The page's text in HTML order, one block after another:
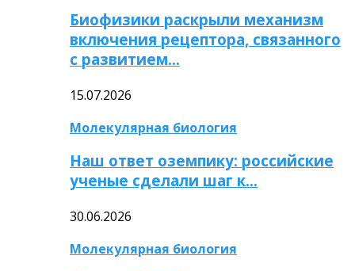
Биофизики раскрыли механизм
включения рецептора, связанного
с развитием…
15.07.2026
Молекулярная биология
Наш ответ оземпику: российские
ученые сделали шаг к…
30.06.2026
Молекулярная биология